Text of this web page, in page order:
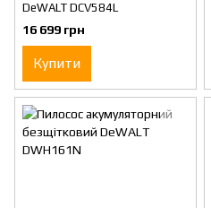
DeWALT DCV584L
16 699 грн
Купити